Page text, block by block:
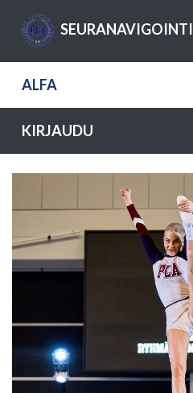
SEURANAVIGOINTI
ALFA
KIRJAUDU